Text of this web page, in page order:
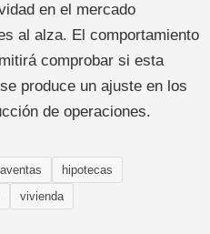
en el mercado
al alza. El comportamiento
comprobar si esta
produce un ajuste en los
de operaciones.
hipotecas
vivienda